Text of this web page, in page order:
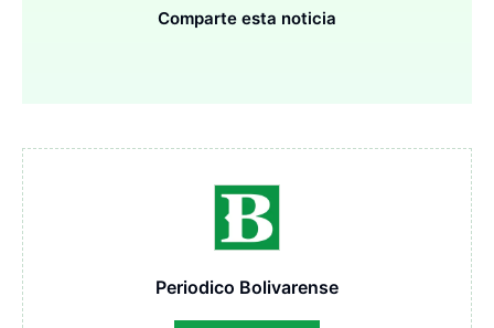
Comparte esta noticia
Periodico Bolivarense